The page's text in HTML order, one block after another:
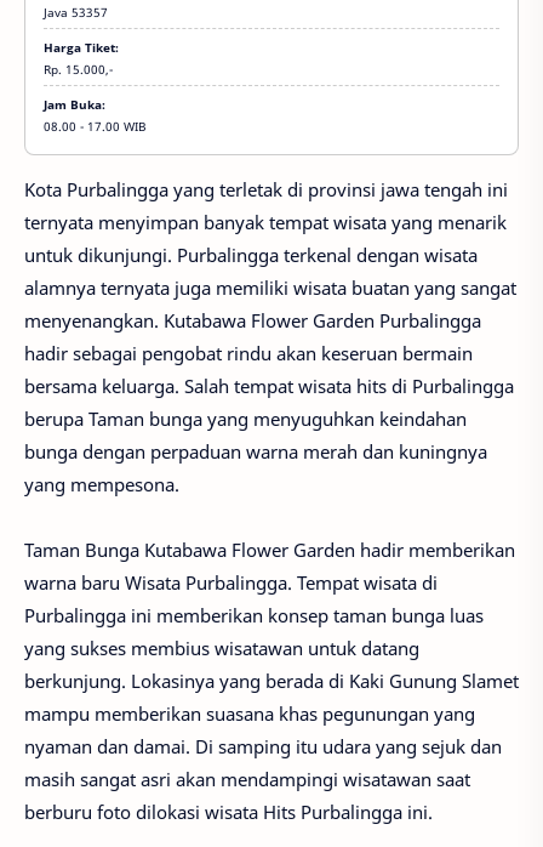
Java 53357
Harga Tiket:
Rp. 15.000,-
Ekonomi
dan
Bisnis,
S1,
Teknik
Jam Buka:
08.00 - 17.00 WIB
Kota Purbalingga yang terletak di provinsi jawa tengah ini
ternyata menyimpan banyak tempat wisata yang menarik
untuk dikunjungi. Purbalingga terkenal dengan wisata
alamnya ternyata juga memiliki wisata buatan yang sangat
menyenangkan. Kutabawa Flower Garden Purbalingga
hadir sebagai pengobat rindu akan keseruan bermain
bersama keluarga. Salah tempat wisata hits di Purbalingga
berupa Taman bunga yang menyuguhkan keindahan
bunga dengan perpaduan warna merah dan kuningnya
yang mempesona.
Taman Bunga Kutabawa Flower Garden hadir memberikan
warna baru Wisata Purbalingga. Tempat wisata di
Purbalingga ini memberikan konsep taman bunga luas
yang sukses membius wisatawan untuk datang
berkunjung. Lokasinya yang berada di Kaki Gunung Slamet
mampu memberikan suasana khas pegunungan yang
nyaman dan damai. Di samping itu udara yang sejuk dan
masih sangat asri akan mendampingi wisatawan saat
berburu foto dilokasi wisata Hits Purbalingga ini.